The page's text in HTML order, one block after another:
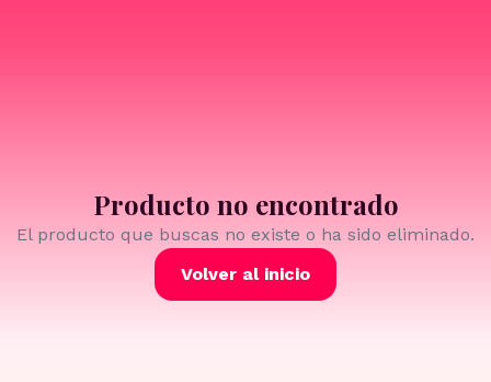
Producto no encontrado
El producto que buscas no existe o ha sido eliminado.
Volver al inicio